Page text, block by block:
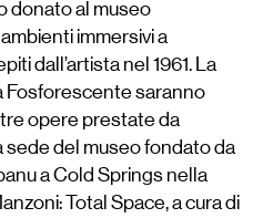
donato al museo
immersivi a
dall’artista nel 1961. La
Fosforescente saranno
opere prestate da
del museo fondato da
a Cold Springs nella
Total Space, a cura di